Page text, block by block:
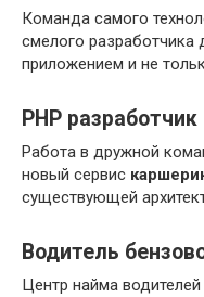
Команда самого
смелого разработчика
приложением и не
PHP разработчик
Работа в дружной
новый сервис
существующей
Водитель
Центр найма